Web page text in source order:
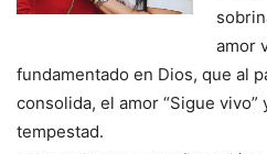
amor
fundamentado en Dios, que al
consolida, el amor “Sigue vivo”
tempestad.